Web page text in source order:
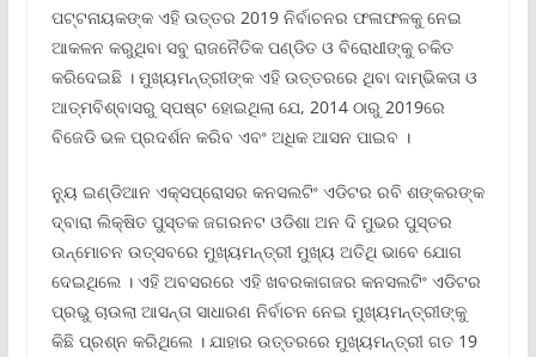
ପଟ୍ଟନାୟକଙ୍କ ଏହି ଉତ୍ତର 2019 ନିର୍ବାଚନର ଫଳାଫଳକୁ ନେଇ
ଆକଳନ କରୁଥିବା ସବୁ ରାଜନୈତିକ ପଣ୍ଡିତ ଓ ବିରୋଧୀଙ୍କୁ ଚକିତ
କରିଦେଇଛି । ମୁଖ୍ୟମନ୍ତ୍ରୀଙ୍କ ଏହି ଉତ୍ତରରେ ଥିବା ଦାମ୍ଭିକତା ଓ
ଆତ୍ମବିଶ୍ବାସରୁ ସ୍ପଷ୍ଟ ହୋଇଥିଲା ଯେ, 2014 ଠାରୁ 2019ରେ
ବିଜେଡି ଭଳ ପ୍ରଦର୍ଶନ କରିବ ଏବଂ ଅଧିକ ଆସନ ପାଇବ ।
ନ୍ୟୁ ଇଣ୍ଡିଆନ ଏକ୍ସପ୍ରୋସର କନସଲଟିଂ ଏଡିଟର ରବି ଶଙ୍କରଙ୍କ
ଦ୍ବାରା ଲିକ୍ଷିତ ପୁସ୍ତକ ଜଗରନଟ ଓଡିଶା ଅନ ଦି ମୁଭର ପୁସ୍ତର
ଉନ୍ମୋଚନ ଉତ୍ସବରେ ମୁଖ୍ୟମନ୍ତ୍ରୀ ମୁଖ୍ୟ ଅତିଥି ଭାବେ ଯୋଗ
ଦେଇଥିଲେ । ଏହି ଅବସରରେ ଏହି ଖବରକାଗଜର କନସଲଟିଂ ଏଡିଟର
ପ୍ରଭୁ ଚାଉଲା ଆସନ୍ତା ସାଧାରଣ ନିର୍ବାଚନ ନେଇ ମୁଖ୍ୟମନ୍ତ୍ରୀଙ୍କୁ
କିଛି ପ୍ରଶ୍ନ କରିଥିଲେ । ଯାହାର ଉତ୍ତରରେ ମୁଖ୍ୟମନ୍ତ୍ରୀ ଗତ 19